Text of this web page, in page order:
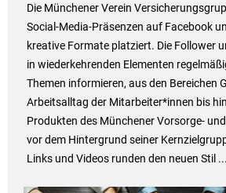
Die Münchener Verein
Social-Media-Präsenzen auf Facebook
kreative Formate platziert. Die Follower
in wiederkehrenden Elementen
Themen informieren, aus den Bereichen
Arbeitsalltag der Mitarbeiter*innen bis
Produkten des Münchener Vorsorge-
vor dem Hintergrund seiner
Links und Videos runden den neuen Stil ...